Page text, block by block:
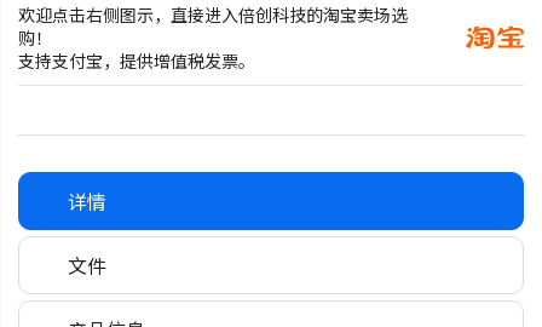
欢迎点击右侧图示，直接进入倍创科技的淘宝卖场选
购！
支持支付宝，提供增值税发票。
详情
文件